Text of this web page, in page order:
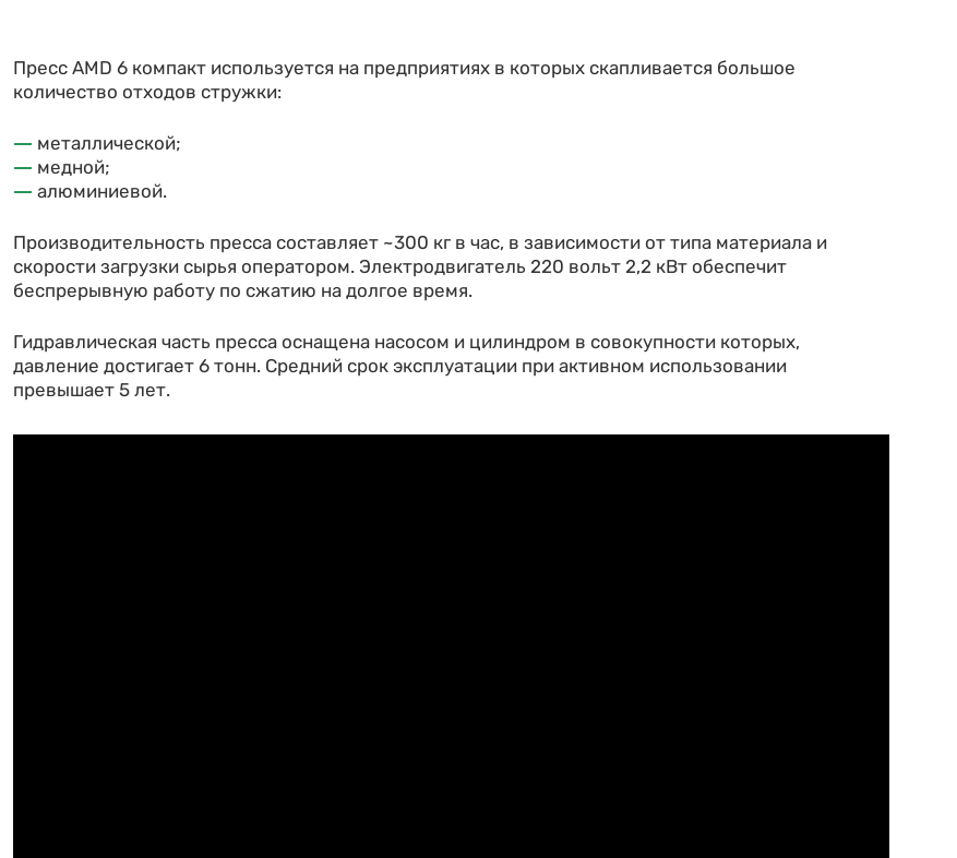
Пресс AMD 6 компакт используется на предприятиях в которых скапливается большое
количество отходов стружки:
металлической;
медной;
алюминиевой.
Производительность пресса составляет ~300 кг в час, в зависимости от типа материала и
скорости загрузки сырья оператором. Электродвигатель 220 вольт 2,2 кВт обеспечит
беспрерывную работу по сжатию на долгое время.
Гидравлическая часть пресса оснащена насосом и цилиндром в совокупности которых,
давление достигает 6 тонн. Средний срок эксплуатации при активном использовании
превышает 5 лет.